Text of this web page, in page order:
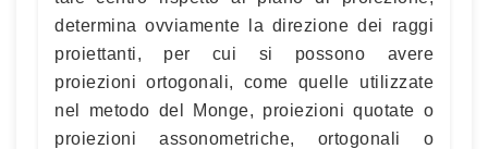
determina ovviamente la direzione dei raggi
proiettanti, per cui si possono avere
proiezioni ortogonali, come quelle utilizzate
nel metodo del Monge, proiezioni quotate o
proiezioni assonometriche, ortogonali o